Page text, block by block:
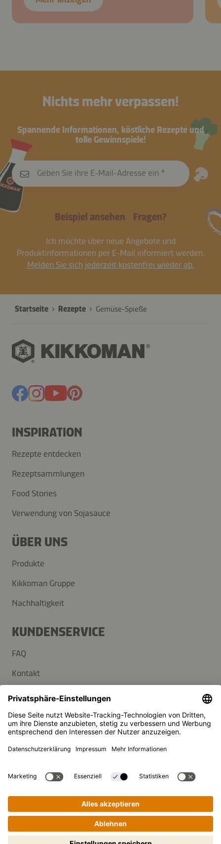
Schritt-für-Schritt-Kochen leicht
Nichts mehr verpassen!
Spannende Informationen, köstliche Rezepte und
tolle Gewinnspiele!
Geben Sie ihre E-Mail-Adresse ein
Beispiel ansehen Fragen?
Ich möchte über neue Angebote und
Produktinformationen per E-Mail informiert werden.
Melden Sie sich jederzeit kostenfrei wieder ab.
Startseite Rezepte Gemüse-Spieße
INSPIRATION
Rezepte entdecken
Rezeptsammlungen
Food Stories
Verwendung von Sojasauce
ÜBER UNS
Produkte
Kikkoman Gruppe
Nachhaltigkeit
KUNDENSERVICE
FAQ
Kontakt
Newsletter
Presse
Kikkoman ist ein eingetragenes Warenzeichen der Kikkoman
© Kikkoman Trading Europe GmbH 2023 – 2026
Theodorstraße 180, 40472 Düsseldorf, Germany
Privatsphäre-Einstellungen
Impressum
Datenschutzerklärung